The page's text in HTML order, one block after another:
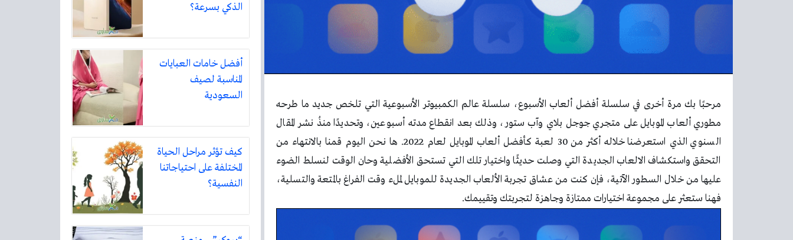
مرحبًا بك مرة أخرى في سلسلة أفضل ألعاب الأسبوع، سلسلة عالم الكمبيوتر الأسبوعية التي تلخص جديد ما طرحه
مطوري ألعاب الموبايل على متجري جوجل بلاي وآب ستور، وذلك بعد انقطاع مدته أسبوعين، وتحديدًا منذُ نشر المقال
السنوي الذي استعرضنا خلاله أكثر من 30 لعبة كأفضل ألعاب الموبايل لعام 2022. ها نحن اليوم قمنا بالانتهاء من
التحقق واستكشاف الالعاب الجديدة التي وصلت حديثًا واختيار تلك التي تستحق الأفضلية وحان الوقت لنسلط الضوء
عليها من خلال السطور الآتية، فإن كنت من عشاق تجربة الألعاب الجديدة للموبايل لملء وقت الفراغ بالمتعة والتسلية،
فهنا ستعثر على مجموعة اختيارات ممتازة وجاهزة لتجربتك وتقييمك.
الذكي بسرعة؟
أفضل خامات العبايات
المناسبة لصيف
السعودية
كيف تؤثر مراحل الحياة
المختلفة على احتياجاتنا
النفسية؟